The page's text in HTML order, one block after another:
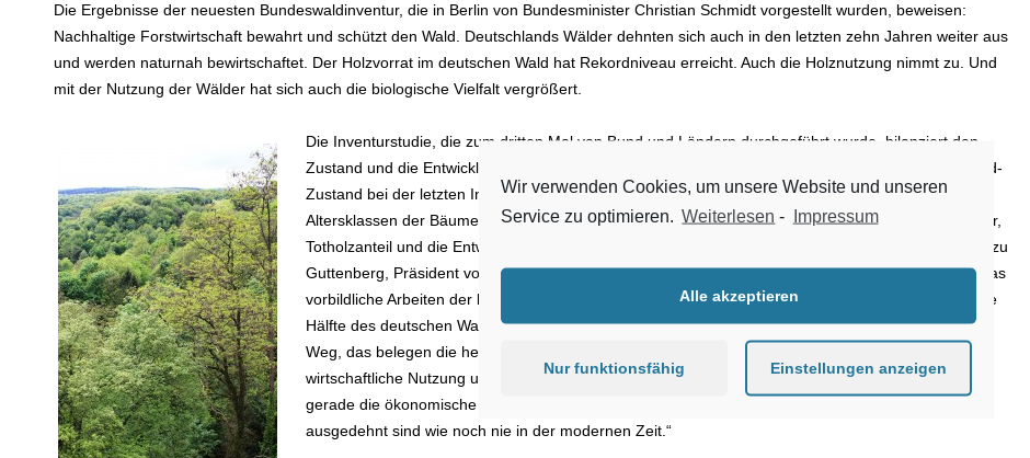
Die Ergebnisse der neuesten Bundeswaldinventur, die in Berlin von Bundesminister Christian Schmidt vorgestellt wurden, beweisen:
Nachhaltige Forstwirtschaft bewahrt und schützt den Wald. Deutschlands Wälder dehnten sich auch in den letzten zehn Jahren weiter aus
und werden naturnah bewirtschaftet. Der Holzvorrat im deutschen Wald hat Rekordniveau erreicht. Auch die Holznutzung nimmt zu. Und
mit der Nutzung der Wälder hat sich auch die biologische Vielfalt vergrößert.
Die Inventurstudie, die zum dritten Mal von Bund und Ländern durchgeführt wurde, bilanziert den
Zustand und die Entwicklung der bundesdeutschen Wälder und bietet einen Vergleich mit dem Wald-
Zustand bei der letzten Inventur im Jahr 2002. Untersucht wurden dabei unter anderem die
Altersklassen der Bäume, Holzzuwachs und -einschlag, Holzvorräte, Flächenzuwachs, Altersstruktur,
Totholzanteil und die Entwicklung und Wirkung naturschutzfachlicher Maßnahmen. Philipp Freiherr zu
Guttenberg, Präsident von AGDW – Die Waldeigentümer, wertet die Resultate als Bestätigung für das
vorbildliche Arbeiten der kommunalen und privaten Waldbesitzer, die Verantwortung für mehr als die
Hälfte des deutschen Waldes tragen: „Die Forstwirtschaft in Deutschland ist auf einem sehr guten
Weg, das belegen die heute vorgestellten Daten eindeutig. Sie zeigen, dass eine nachhaltige
wirtschaftliche Nutzung und der Naturschutz nicht nur miteinander vereinbar sind, sondern dass
gerade die ökonomische Nutzung dafür gesorgt hat, dass unsere Wälder so stabil, artenreich und
ausgedehnt sind wie noch nie in der modernen Zeit.“
Wir verwenden Cookies, um unsere Website und unseren
Service zu optimieren. Weiterlesen - Impressum
Alle akzeptieren
Nur funktionsfähig Einstellungen anzeigen